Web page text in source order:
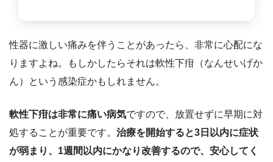
性器に激しい痛みを伴うことがあったら、非常に心配にな
りますよね。もしかしたらそれは軟性下疳（なんせいげか
ん）という感染症かもしれません。
軟性下疳は非常に痛い病気ですので、放置せずに早期に対
処することが重要です。 治療を開始すると3日以内に症状
が弱まり、1週間以内にかなり改善するので、安心してく